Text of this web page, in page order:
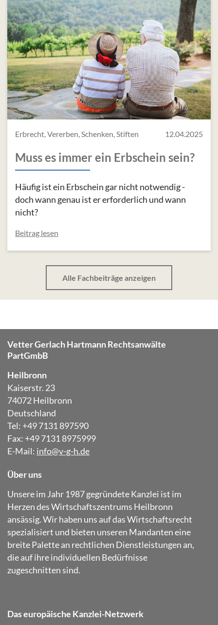
Erbrecht, Vererben, Schenken, Stiften 12.04.2025
Muss es immer ein Erbschein sein?
Häufig ist ein Erbschein gar nicht notwendig -
doch wann genau ist er erforderlich und wann
nicht?
Beitrag lesen
Alle Fachbeiträge anzeigen
Vetter Gerlach Hartmann Rechtsanwälte
PartGmbB
Heilbronn
Kaiserstr. 23
74072 Heilbronn
Deutschland
Tel: +49 7131 897590
Fax: +49 7131 8975999
E-Mail: info@v-g-h.de
Über uns
Unsere im Jahr 1987 gegründete Kanzlei ist im
Herzen des Wirtschaftszentrums Heilbronn
ansässig. Wir haben uns auf das Wirtschaftsrecht
spezialisiert und bieten unseren Mandanten eine
breite Palette an rechtlichen Dienstleistungen an,
die auf ihre individuellen Bedürfnisse
zugeschnitten sind.
Das europäische Kanzlei-Netzwerk